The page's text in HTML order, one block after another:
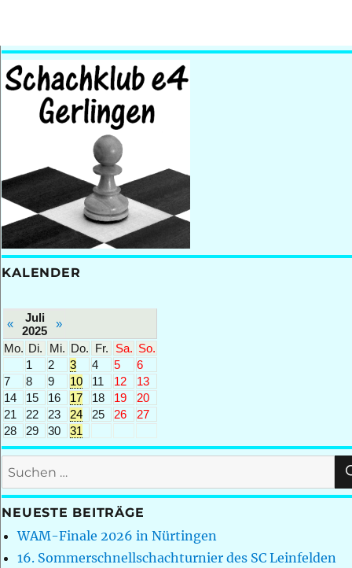
KALENDER
«
Juli
2025
»
Mo. Di. Mi. Do. Fr. Sa. So.
1
2 3 4 5
6
7
8 9 10 11 12
13
14
15 16 17 18 19
20
21
22 23 24 25 26
27
28
29 30 31
Suchen
nach:
NEUESTE BEITRÄGE
WAM-Finale 2026 in Nürtingen
16. Sommerschnellschachturnier des SC Leinfelden